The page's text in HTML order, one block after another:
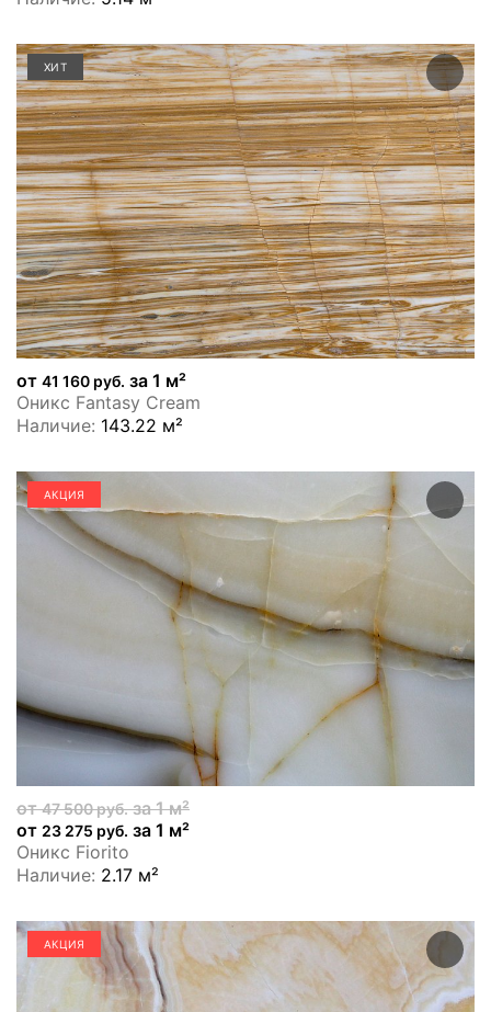
ХИТ
от 41 160 руб. за 1 м²
Оникс Fantasy Cream
Наличие: 143.22 м²
АКЦИЯ
от47 500 руб.за 1 м²
от 23 275 руб. за 1 м²
Оникс Fiorito
Наличие: 2.17 м²
АКЦИЯ